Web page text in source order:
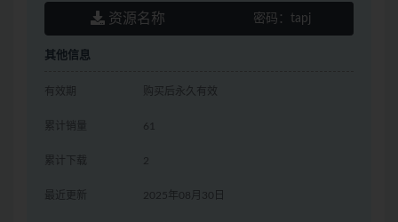
资源名称 密码： tapj
其他信息
有效期 购买后永久有效
累计销量 61
累计下载 2
最近更新 2025年08月30日